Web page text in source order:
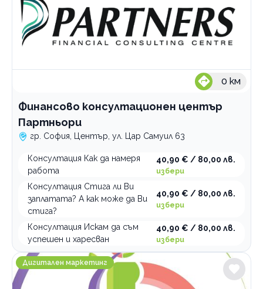
0 км
Финансово консултационен център
Партньори
гр. София, Център, ул. Цар Самуил 63
Консултация Как да намеря
работа
40,90 € / 80,00 лв.
избери
Консултация Стига ли Ви
заплатата? А как може да Ви
стига?
40,90 € / 80,00 лв.
избери
Консултация Искам да съм
успешен и харесван
40,90 € / 80,00 лв.
избери
Ivys Design
Дигитален маркетинг